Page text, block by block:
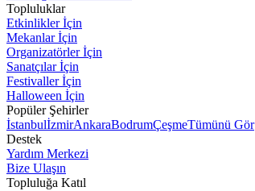
Topluluklar
Etkinlikler İçin
Mekanlar İçin
Organizatörler İçin
Sanatçılar İçin
Festivaller İçin
Halloween İçin
Popüler Şehirler
İstanbulİzmirAnkaraBodrumÇeşmeTümünü Gör
Destek
Yardım Merkezi
Bize Ulaşın
Topluluğa Katıl